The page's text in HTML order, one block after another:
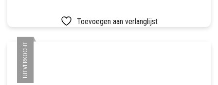
Toevoegen aan verlanglijst
UITVERKOCHT